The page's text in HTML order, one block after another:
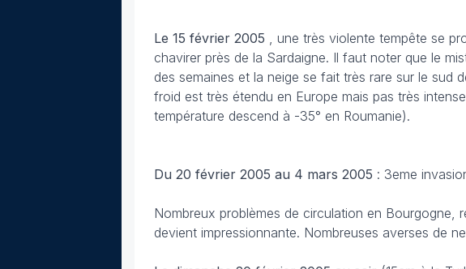
Le 15 février 2005
, une très violente tempête se
chavirer près de la Sardaigne. Il faut noter que le
des semaines et la neige se fait très rare sur le sud
froid est très étendu en Europe mais pas très
température descend à -35° en Roumanie).
Du 20 février 2005 au 4 mars 2005 : 3eme
Nombreux problèmes de circulation en Bourgogne,
devient impressionnante. Nombreuses averses de